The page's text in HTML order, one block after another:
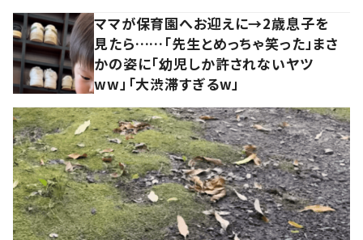
ママが保育園へお迎えに→2歳息子を
見たら……「先生とめっちゃ笑った」まさ
かの姿に「幼児しか許されないヤツ
ww」「大渋滞すぎるw」